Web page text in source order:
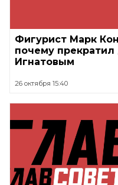
Фигурист Марк
почему
Игнатовым
26 октября 15:40